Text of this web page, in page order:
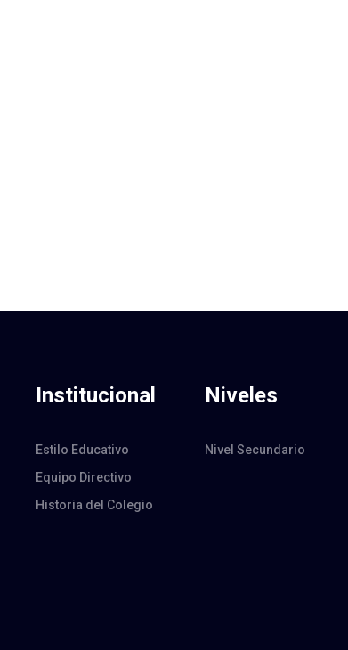
Institucional
Estilo Educativo
Equipo Directivo
Historia del Colegio
Niveles
Nivel Secundario